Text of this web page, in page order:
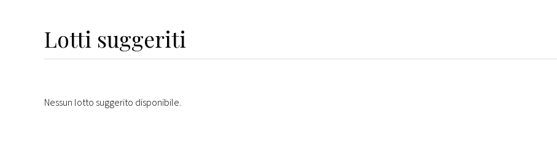
Lotti suggeriti
Nessun lotto suggerito disponibile.